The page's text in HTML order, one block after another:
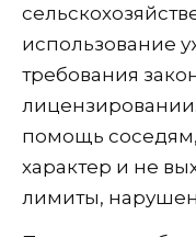
использование
требования
помощь
характер и не
лимиты,